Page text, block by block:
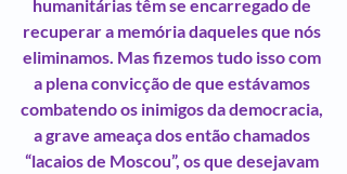
humanitárias têm se encarregado de
recuperar a memória daqueles que nós
eliminamos. Mas fizemos tudo isso com
a plena convicção de que estávamos
combatendo os inimigos da democracia,
a grave ameaça dos então chamados
“lacaios de Moscou”, os que desejavam